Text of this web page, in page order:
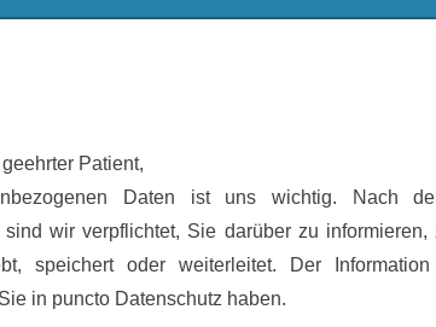
Patient,
Daten ist uns wichtig. Nach
sind wir verpflichtet, Sie darüber zu
speichert oder weiterleitet. Der
in puncto Datenschutz haben.